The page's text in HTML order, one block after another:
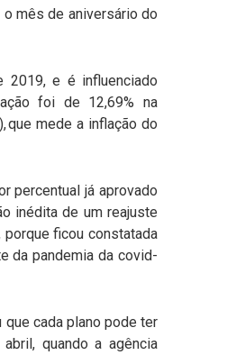
mês de aniversário do
2019, e é influenciado
foi de 12,69% na
que mede a inflação do
percentual já aprovado
inédita de um reajuste
ficou constatada
da pandemia da covid-
que cada plano pode ter
quando a agência